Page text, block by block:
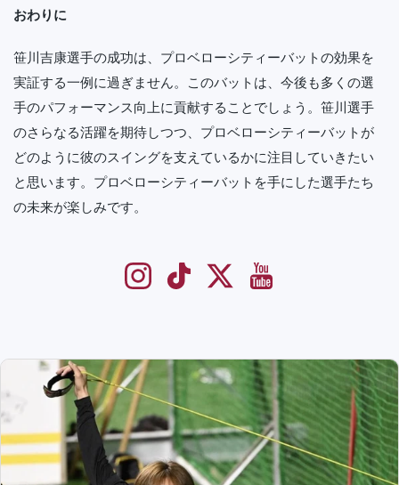
おわりに
笹川吉康選手の成功は、プロベローシティーバットの効果を
実証する一例に過ぎません。このバットは、今後も多くの選
手のパフォーマンス向上に貢献することでしょう。笹川選手
のさらなる活躍を期待しつつ、プロベローシティーバットが
どのように彼のスイングを支えているかに注目していきたい
と思います。プロベローシティーバットを手にした選手たち
の未来が楽しみです。
InstagramTikTok Twitter